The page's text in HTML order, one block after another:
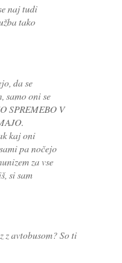
naj tudi
tako
da se
samo oni se
SPREMEBO V
kaj oni
pa nočejo
za vse
si sam
z avtobusom? So ti